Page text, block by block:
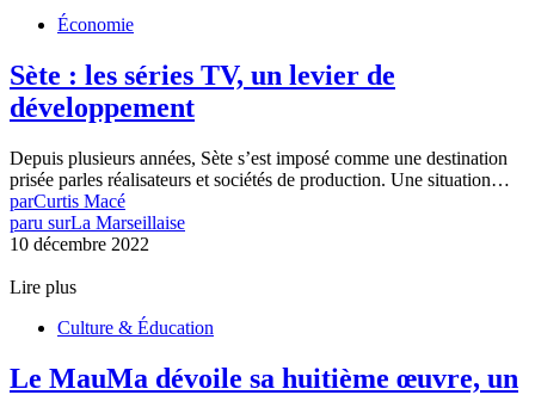
Économie
Sète : les séries TV, un levier de
développement
Depuis plusieurs années, Sète s’est imposé comme une destination
prisée parles réalisateurs et sociétés de production. Une situation…
parCurtis Macé
paru surLa Marseillaise
10 décembre 2022
Lire plus
Culture & Éducation
Le MauMa dévoile sa huitième œuvre, un